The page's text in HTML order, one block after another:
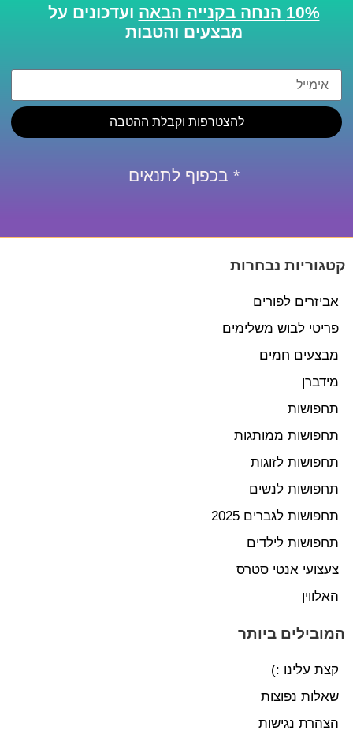
10% הנחה בקנייה הבאה
ועדכונים על
מבצעים והטבות
להצטרפות וקבלת ההטבה
* בכפוף לתנאים
קטגוריות נבחרות
אביזרים לפורים
פריטי לבוש משלימים
מבצעים חמים
מידברן
תחפושות
תחפושות ממותגות
תחפושות לזוגות
תחפושות לנשים
תחפושות לגברים 2025
תחפושות לילדים
צעצועי אנטי סטרס
האלווין
המובילים ביותר
קצת עלינו :)
שאלות נפוצות
הצהרת נגישות